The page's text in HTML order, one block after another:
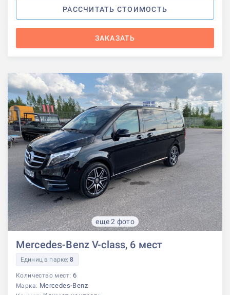
РАССЧИТАТЬ СТОИМОСТЬ
ЗАКАЗАТЬ
еще 2 фото
Mercedes-Benz V-class, 6 мест
Единиц в парке:8
Количество мест: 6
Марка: Mercedes-Benz